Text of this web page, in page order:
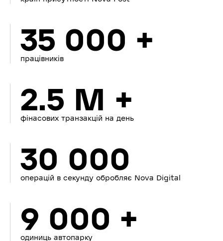
35 000 +
працівників
2.5 M +
фінасових транзакцій на день
30 000
операцій в секунду обробляє Nova Digital
9 000 +
одиниць автопарку